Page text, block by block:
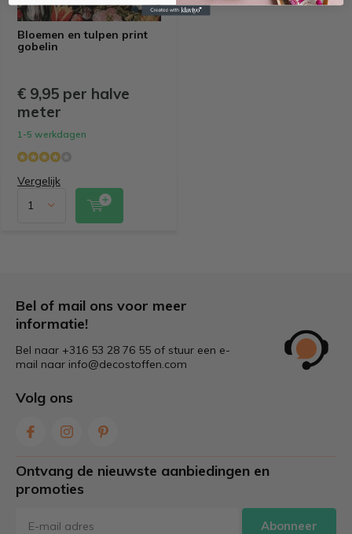
Bloemen en tulpen print
gobelin
€ 9,95 per halve
meter
1-5 werkdagen
Vergelijk
Bel of mail ons voor meer
informatie!
Bel naar +316 53 28 76 55 of stuur een e-
mail naar info@decostoffen.com
Volg ons
Ontvang de nieuwste aanbiedingen en
promoties
Abonneer